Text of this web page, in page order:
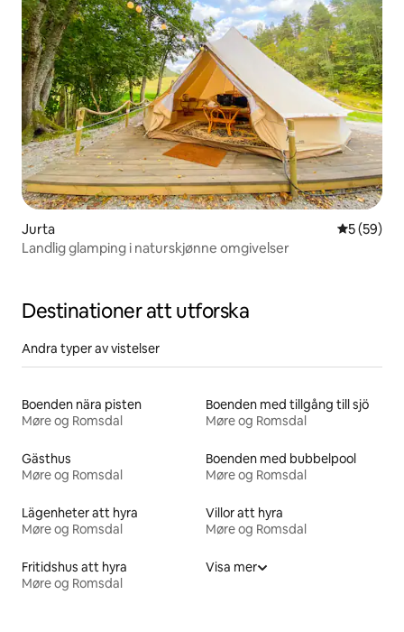
Jurta 5 av 5 i
5 (59)
Landlig glamping i naturskjønne omgivelser
Destinationer att utforska
Andra typer av vistelser
Boenden nära pisten
Møre og Romsdal
Boenden med tillgång till sjö
Møre og Romsdal
Gästhus
Møre og Romsdal
Boenden med bubbelpool
Møre og Romsdal
Lägenheter att hyra
Møre og Romsdal
Villor att hyra
Møre og Romsdal
Fritidshus att hyra
Møre og Romsdal
Visa mer